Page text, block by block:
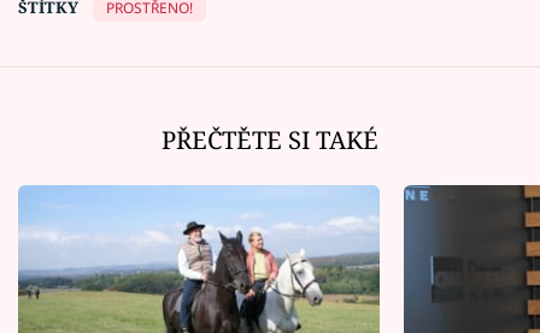
ŠTÍTKY
PROSTŘENO!
PŘEČTĚTE SI TAKÉ